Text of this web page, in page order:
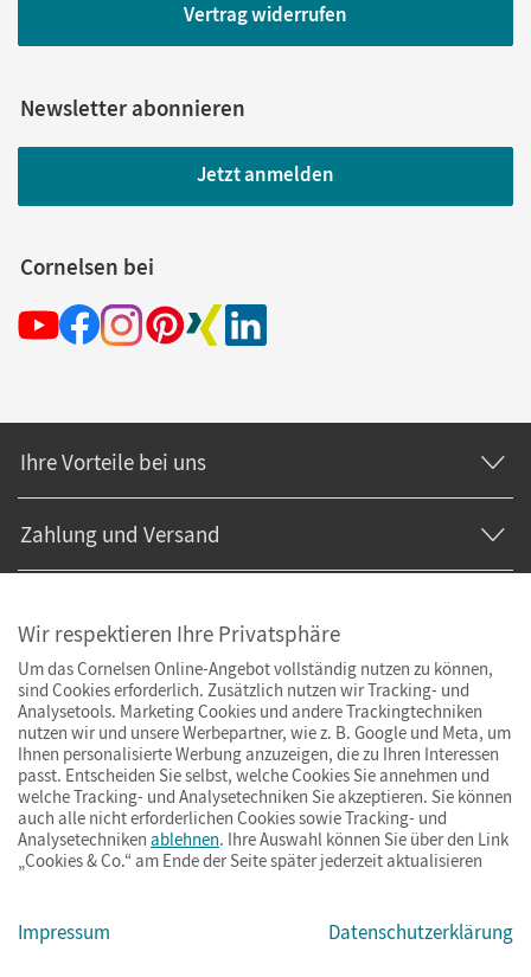
Vertrag widerrufen
Newsletter abonnieren
Jetzt anmelden
Cornelsen bei
Ihre Vorteile bei uns
Zahlung und Versand
© Cornelsen Verlag 2026
ImpressumAGBDatenschutzBarrierefreiheitCookies & Co.
Wir respektieren Ihre Privatsphäre
Um das Cornelsen Online-Angebot vollständig nutzen zu können,
sind Cookies erforderlich. Zusätzlich nutzen wir Tracking- und
Analysetools. Marketing Cookies und andere Trackingtechniken
nutzen wir und unsere Werbepartner, wie z. B. Google und Meta, um
Ihnen personalisierte Werbung anzuzeigen, die zu Ihren Interessen
passt. Entscheiden Sie selbst, welche Cookies Sie annehmen und
welche Tracking- und Analysetechniken Sie akzeptieren. Sie können
auch alle nicht erforderlichen Cookies sowie Tracking- und
Analysetechniken ablehnen. Ihre Auswahl können Sie über den Link
„Cookies & Co.“ am Ende der Seite später jederzeit aktualisieren
Impressum Datenschutzerklärung